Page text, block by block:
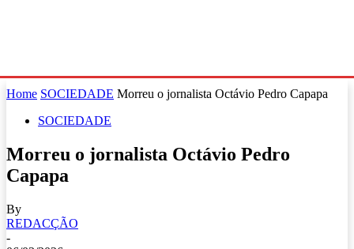
Home SOCIEDADE Morreu o jornalista Octávio Pedro Capapa
SOCIEDADE
Morreu o jornalista Octávio Pedro
Capapa
By
REDACÇÃO
-